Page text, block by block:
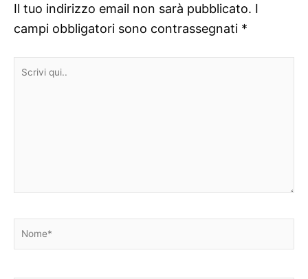
Il tuo indirizzo email non sarà pubblicato. I
campi obbligatori sono contrassegnati *
Scrivi
Nome*